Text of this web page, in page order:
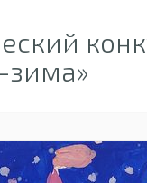
зима»